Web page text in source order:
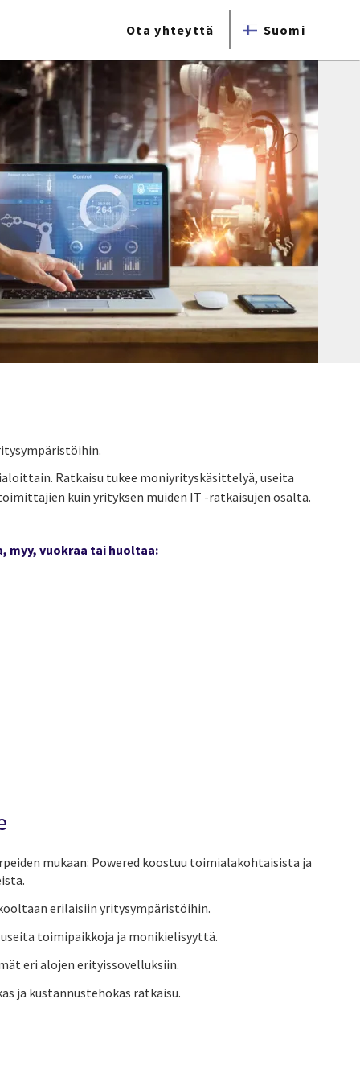
Ota yhteyttä Suomi
Ratkaisu tukee moniyrityskäsittelyä, useita
kuin yrityksen muiden IT -ratkaisujen osalta.
vuokraa tai huoltaa:
mukaan: Powered koostuu toimialakohtaisista ja
erilaisiin yritysympäristöihin.
toimipaikkoja ja monikielisyyttä.
eri alojen erityissovelluksiin.
ja kustannustehokas ratkaisu.